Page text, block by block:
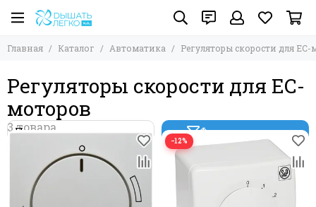
Автоматика
Преобразователи частоты / Регуляторы скорости
трехфазные
Регуляторы скорости для ЕС-моторов
Таймера, датчики, трансформаторы, регуляторы,
блоки управления
Электроприводы
Пульты ДУ (дистанционного управления)
Главная Каталог Автоматика Регуляторы скорости для
Регуляторы скорости для ЕС-
моторов
Фильтр товаров
−12%